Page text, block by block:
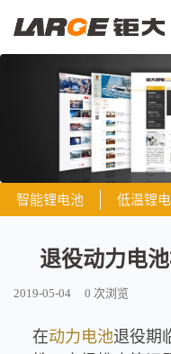
智能锂电池 低温锂
退役动力电
2019-05-04 0 次浏览
在动力电池退役期